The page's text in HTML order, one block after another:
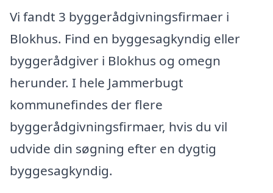
Vi fandt 3 byggerådgivningsfirmaer i
Blokhus. Find en byggesagkyndig eller
byggerådgiver i Blokhus og omegn
herunder. I hele Jammerbugt
kommunefindes der flere
byggerådgivningsfirmaer, hvis du vil
udvide din søgning efter en dygtig
byggesagkyndig.